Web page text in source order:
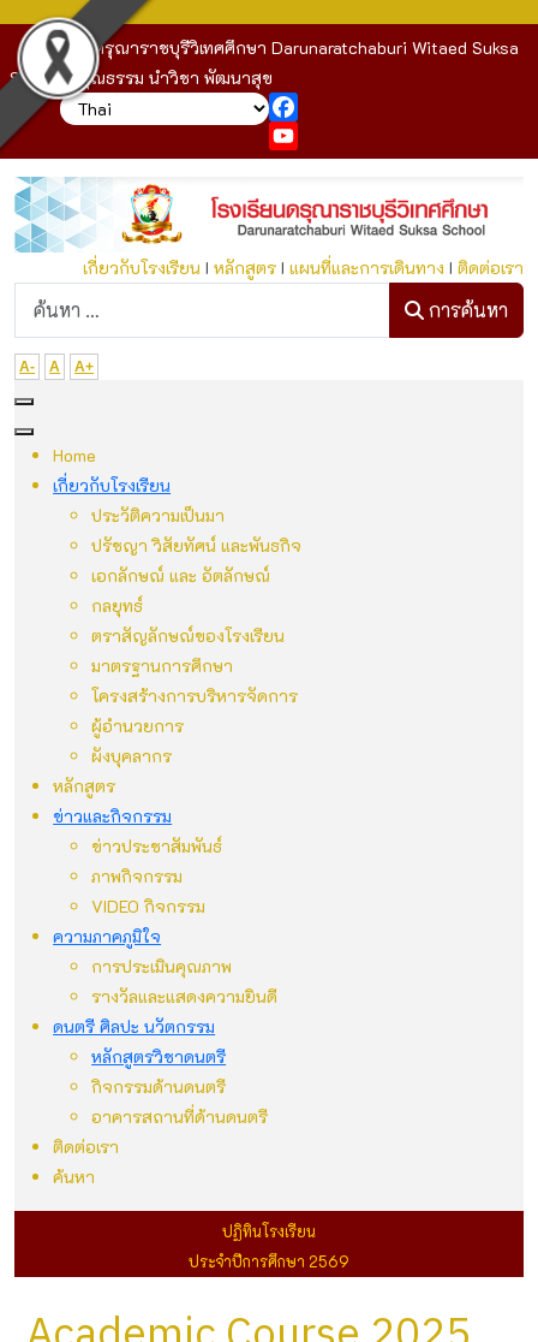
โรงเรียนดรุณาราชบุรีวิเทศศึกษา Darunaratchaburi Witaed Suksa
School : คุณธรรม นำวิชา พัฒนาสุข
YouTube
เกี่ยวกับโรงเรียนI หลักสูตรI แผนที่และการเดินทาง I ติดต่อเรา
ก
การค้นหา
A- A A+
Home
เกี่ยวกับโรงเรียน
ประวัติความเป็นมา
ปรัชญา วิสัยทัศน์ และพันธกิจ
เอกลักษณ์ และ อัตลักษณ์
กลยุทธ์
ตราสัญลักษณ์ของโรงเรียน
มาตรฐานการศึกษา
โครงสร้างการบริหารจัดการ
ผู้อำนวยการ
ผังบุคลากร
หลักสูตร
ข่าวและกิจกรรม
ข่าวประชาสัมพันธ์
ภาพกิจกรรม
VIDEO กิจกรรม
ความภาคภูมิใจ
การประเมินคุณภาพ
รางวัลและแสดงความยินดี
ดนตรี ศิลปะ นวัตกรรม
หลักสูตรวิชาดนตรี
กิจกรรมด้านดนตรี
อาคารสถานที่ด้านดนตรี
ติดต่อเรา
ค้นหา
ปฏิทินโรงเรียน
ประจำปีการศึกษา 2569